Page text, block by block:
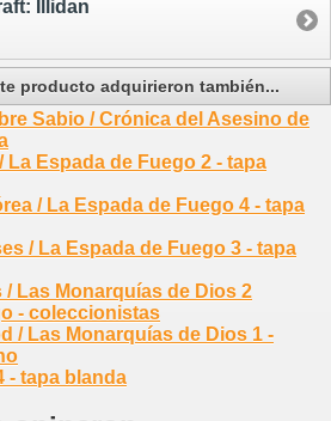
Illidan
producto adquirieron también...
Sabio / Crónica del Asesino de
La Espada de Fuego 2 - tapa
/ La Espada de Fuego 4 - tapa
/ La Espada de Fuego 3 - tapa
/ Las Monarquías de Dios 2
- coleccionistas
/ Las Monarquías de Dios 1 -
- tapa blanda